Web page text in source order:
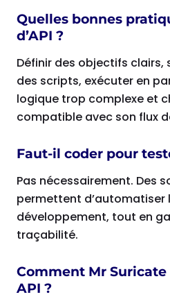
Quelles bonnes
d’API ?
Définir des objectifs clairs,
des scripts, exécuter en
logique trop complexe et
compatible avec son flux
Faut-il coder pour
Pas nécessairement. Des
permettent d’automatiser
développement, tout en
traçabilité.
Comment Mr
API ?